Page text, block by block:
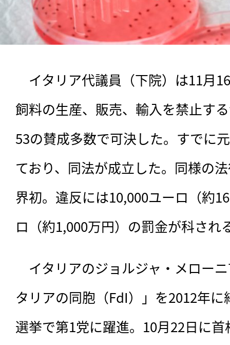
イタリア代議員（下院）は11月
飼料の生産、販売、輸入を禁止す
53の賛成多数で可決した。すでに
ており、同法が成立した。同様の
界初。違反には10,000ユーロ（約
ロ（約1,000万円）の罰金が科され
イタリアのジョルジャ・メロー
タリアの同胞（FdI）」を2012年
選挙で第1党に躍進。10月22日に